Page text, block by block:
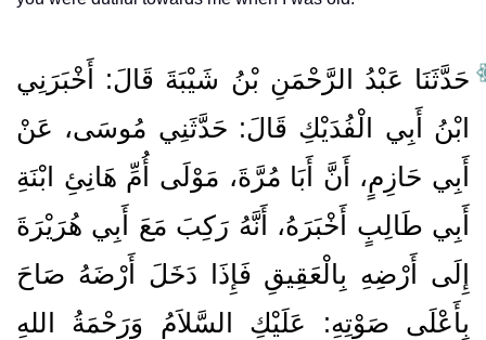
حَدَّثَنَا عَبْدُ الرَّحْمَنِ بْنُ شَيْبَةَ قَالَ‏:‏ أَخْبَرَنِي
ابْنُ أَبِي الْفُدَيْكِ قَالَ‏:‏ حَدَّثَنِي مُوسَى، عَنْ
أَبِي حَازِمٍ، أَنَّ أَبَا مُرَّةَ، مَوْلَى أُمِّ هَانِئِ ابْنَةِ
أَبِي طَالِبٍ أَخْبَرَهُ، أَنَّهُ رَكِبَ مَعَ أَبِي هُرَيْرَةَ
إِلَى أَرْضِهِ بِالْعَقِيقِ فَإِذَا دَخَلَ أَرْضَهُ صَاحَ
بِأَعْلَى صَوْتِهِ‏:‏ عَلَيْكِ السَّلاَمُ وَرَحْمَةُ اللهِ